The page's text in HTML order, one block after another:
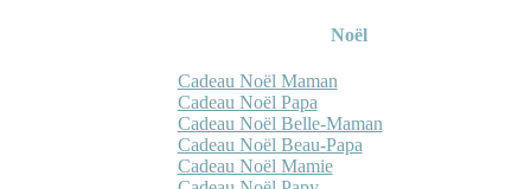
Noël
Cadeau Noël Maman
Cadeau Noël Papa
Cadeau Noël Belle-Maman
Cadeau Noël Beau-Papa
Cadeau Noël Mamie